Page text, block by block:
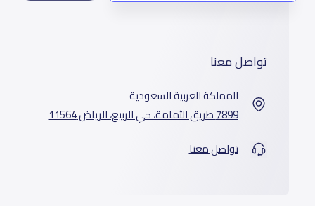
تواصل معنا
المملكة العربية السعودية
7899 طريق الثمامة، حي الربيع، الرياض 11564
تواصل معنا